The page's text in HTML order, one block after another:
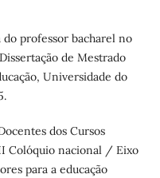
do professor bacharel no
de Mestrado
Universidade do
dos Cursos
Colóquio nacional / Eixo
para a educação